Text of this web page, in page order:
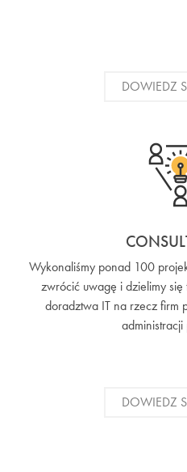
DOWIEDZ
Wykonaliśmy ponad 100
zwrócić uwagę i dzielimy się
doradztwa IT na rzecz firm
DOWIEDZ